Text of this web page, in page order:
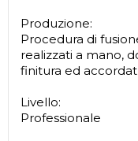
Produzione:
Procedura di
realizzati a mano,
finitura ed
Livello:
Professionale